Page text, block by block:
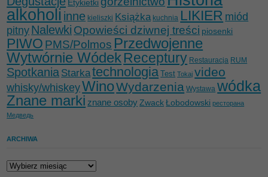
Etykietki
alkoholi inne kieliszki Książka kuchnia LIKIER miód
pitny Nalewki Opowieści dziwnej treści piosenki
PIWO PMS/Polmos Przedwojenne
Wytwórnie WódekReceptury Restauracja RUM
Spotkania Starkatechnologia Test Tokaj video
whisky/whiskeyWinoWydarzenia Wystawa wódka
Znane marki znane osoby Zwack Łobodowski ресторана
Медведь
ARCHIWA
Archiwa